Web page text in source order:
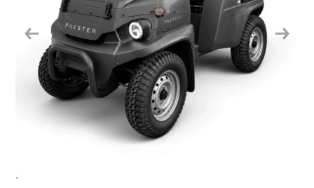
Previous Next
`